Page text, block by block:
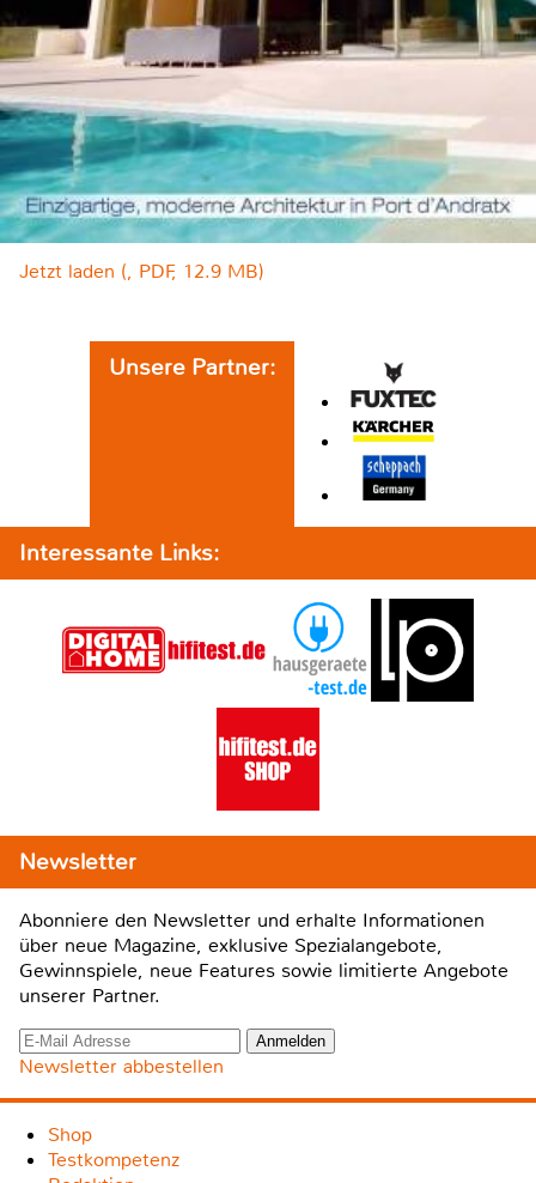
Jetzt laden (, PDF, 12.9 MB)
Unsere Partner:
Interessante Links:
Newsletter
Abonniere den Newsletter und erhalte Informationen
über neue Magazine, exklusive Spezialangebote,
Gewinnspiele, neue Features sowie limitierte Angebote
unserer Partner.
Newsletter abbestellen
Shop
Testkompetenz